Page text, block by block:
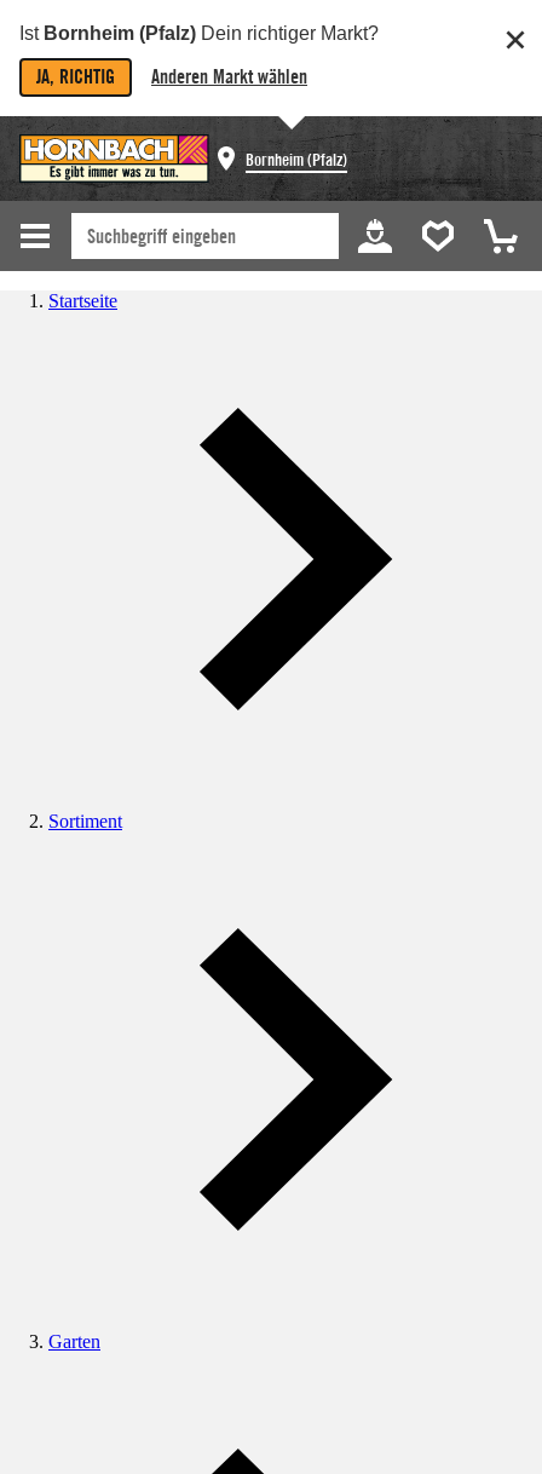
Ist Bornheim (Pfalz) Dein richtiger Markt?
JA, RICHTIG Anderen Markt wählen
Bornheim (Pfalz)
Startseite
Sortiment
Garten